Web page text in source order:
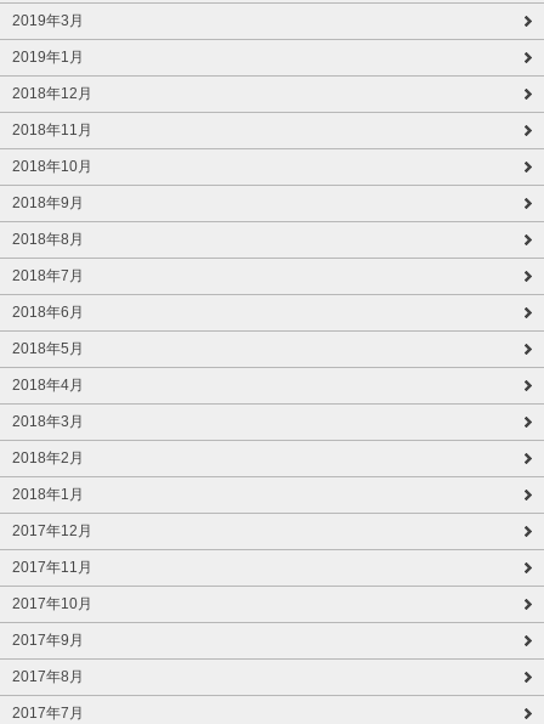
2019年3月
2019年1月
2018年12月
2018年11月
2018年10月
2018年9月
2018年8月
2018年7月
2018年6月
2018年5月
2018年4月
2018年3月
2018年2月
2018年1月
2017年12月
2017年11月
2017年10月
2017年9月
2017年8月
2017年7月